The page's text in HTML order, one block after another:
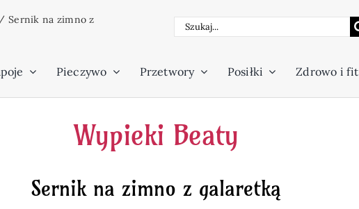
/ Sernik na zimno z
Szukaj
Pieczywo Przetwory Posiłki Zdrowo i fit
Wypieki Beaty
Sernik na zimno z galaretką